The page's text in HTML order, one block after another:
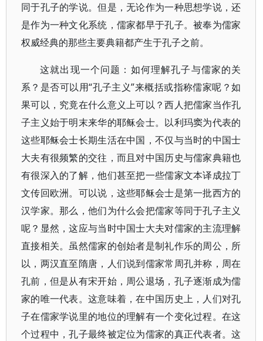
同于孔子的学说。但是，无论作为一种思想学说，还
是作为一种文化系统，儒家都早于孔子。被奉为儒家
权威经典的那些主要典籍都产生于孔子之前。
这就出现一个问题：如何理解孔子与儒家的关
系？是否可以用“孔子主义”来概括或指称儒家呢？如
果可以，究竟在什么意义上可以？西人把儒家当作孔
子主义始于明末来华的耶稣会士。以利玛窦为代表的
这些耶稣会士长期生活在中国，不仅与当时的中国士
大夫有很频繁的交往，而且对中国历史与儒家典籍也
有很深入的了解，他们甚至把一些儒家文本译成拉丁
文传回欧洲。可以说，这些耶稣会士是第一批西方的
汉学家。那么，他们为什么会把儒家等同于孔子主义
呢？显然，这应与当时中国士大夫对儒家的主流理解
直接相关。虽然儒家的创始者是制礼作乐的周公，所
以，两汉直至隋唐，人们说到儒家常周孔并称，周在
孔前，但是从有宋开始，周公退场，孔子逐渐成为儒
家的唯一代表。这意味着，在中国历史上，人们对孔
子在儒家学说里的地位的理解有一个变化过程。在这
个过程中，孔子最终被定位为儒家的真正代表者。这